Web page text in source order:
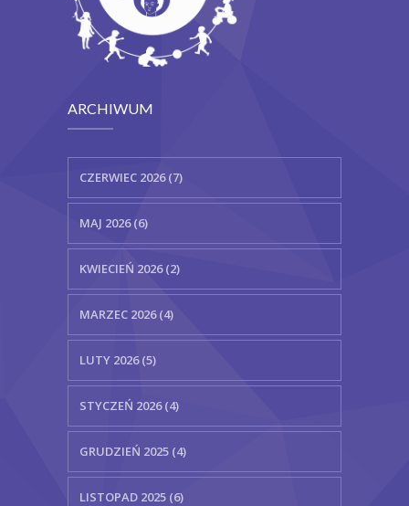
ARCHIWUM
CZERWIEC 2026 (7)
MAJ 2026 (6)
KWIECIEŃ 2026 (2)
MARZEC 2026 (4)
LUTY 2026 (5)
STYCZEŃ 2026 (4)
GRUDZIEŃ 2025 (4)
LISTOPAD 2025 (6)